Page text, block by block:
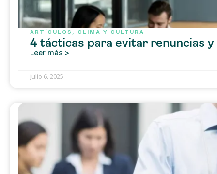
ARTÍCULOS CLIMA Y CULTURA
4 tácticas para evitar renuncias
Leer más >
julio 6, 2025